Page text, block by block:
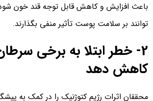
باعث افزایش و کاهش قابل توجه قند خون
توانند بر سلامت پوست تأثیر منفی بگذارند.
2- خطر ابتلا به برخی
کاهش دهد
محققان اثرات رژیم کتوژنیک را در کمک به